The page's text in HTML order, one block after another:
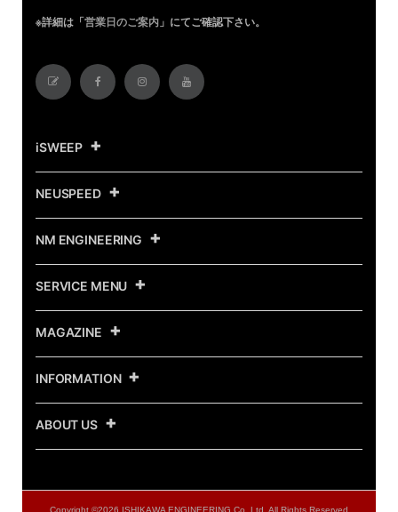
※詳細は「営業日のご案内 」にてご確認下さい。
iSWEEP
NEUSPEED
NM ENGINEERING
SERVICE MENU
MAGAZINE
INFORMATION
ABOUT US
Copyright ©2026 ISHIKAWA ENGINEERING Co.,Ltd. All Rights Reserved